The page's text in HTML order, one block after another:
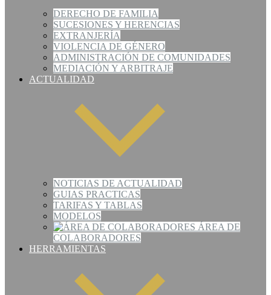
DERECHO DE FAMILIA
SUCESIONES Y HERENCIAS
EXTRANJERÍA
VIOLENCIA DE GÉNERO
ADMINISTRACIÓN DE COMUNIDADES
MEDIACIÓN Y ARBITRAJE
ACTUALIDAD
NOTICIAS DE ACTUALIDAD
GUIAS PRACTICAS
TARIFAS Y TABLAS
MODELOS
ÁREA DE
COLABORADORES
HERRAMIENTAS